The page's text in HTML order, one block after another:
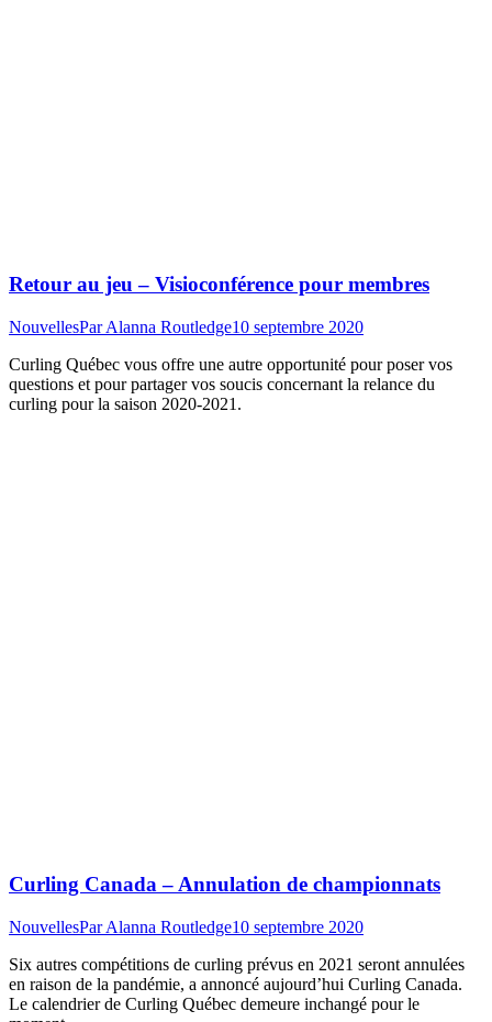
Retour au jeu – Visioconférence pour membres
NouvellesParAlanna Routledge10 septembre 2020
Curling Québec vous offre une autre opportunité pour poser vos
questions et pour partager vos soucis concernant la relance du
curling pour la saison 2020-2021.
Curling Canada – Annulation de championnats
NouvellesParAlanna Routledge10 septembre 2020
Six autres compétitions de curling prévus en 2021 seront annulées
en raison de la pandémie, a annoncé aujourd’hui Curling Canada.
Le calendrier de Curling Québec demeure inchangé pour le